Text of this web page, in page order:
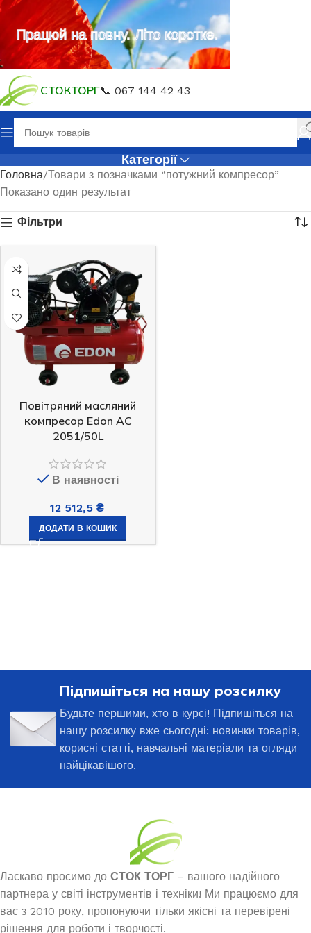
СТОКТОРГ📞 067 144 42 43
Категорії
Головна Товари з позначками “потужний компресор”
Показано один результат
Фільтри
Повітряний масляний
компресор Edon AC
2051/50L
В наявності
12 512,5₴
ДОДАТИ В КОШИК
Підпишіться на нашу розсилку
Будьте першими, хто в курсі! Підпишіться на
нашу розсилку вже сьогодні: новинки товарів,
корисні статті, навчальні матеріали та огляди
найцікавішого.
Ласкаво просимо до СТОК ТОРГ – вашого надійного
партнера у світі інструментів і техніки! Ми працюємо для
вас з 2010 року, пропонуючи тільки якісні та перевірені
рішення для роботи і творчості.
Працюй на повну. Літо коротке.